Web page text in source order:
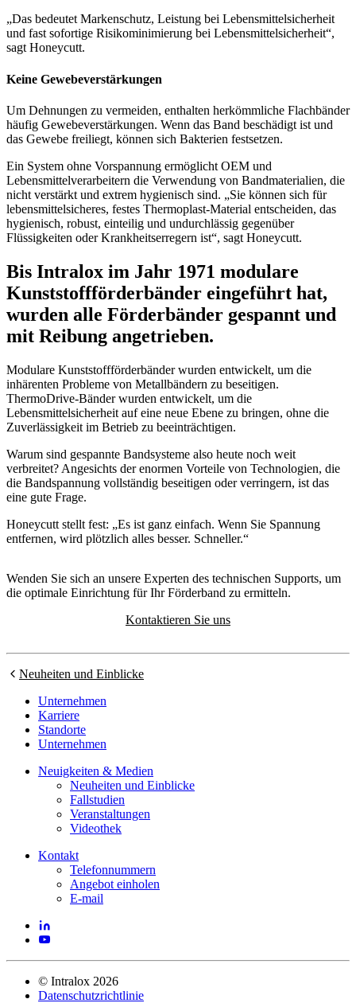
„Das bedeutet Markenschutz, Leistung bei Lebensmittelsicherheit
und fast sofortige Risikominimierung bei Lebensmittelsicherheit“,
sagt Honeycutt.
Keine Gewebeverstärkungen
Um Dehnungen zu vermeiden, enthalten herkömmliche Flachbänder
häufig Gewebeverstärkungen. Wenn das Band beschädigt ist und
das Gewebe freiliegt, können sich Bakterien festsetzen.
Ein System ohne Vorspannung ermöglicht OEM und
Lebensmittelverarbeitern die Verwendung von Bandmaterialien, die
nicht verstärkt und extrem hygienisch sind. „Sie können sich für
lebensmittelsicheres, festes Thermoplast-Material entscheiden, das
hygienisch, robust, einteilig und undurchlässig gegenüber
Flüssigkeiten oder Krankheitserregern ist“, sagt Honeycutt.
Bis Intralox im Jahr 1971 modulare
Kunststoffförderbänder eingeführt hat,
wurden alle Förderbänder gespannt und
mit Reibung angetrieben.
Modulare Kunststoffförderbänder wurden entwickelt, um die
inhärenten Probleme von Metallbändern zu beseitigen.
ThermoDrive-Bänder wurden entwickelt, um die
Lebensmittelsicherheit auf eine neue Ebene zu bringen, ohne die
Zuverlässigkeit im Betrieb zu beeinträchtigen.
Warum sind gespannte Bandsysteme also heute noch weit
verbreitet? Angesichts der enormen Vorteile von Technologien, die
die Bandspannung vollständig beseitigen oder verringern, ist das
eine gute Frage.
Honeycutt stellt fest: „Es ist ganz einfach. Wenn Sie Spannung
entfernen, wird plötzlich alles besser. Schneller.“
Wenden Sie sich an unsere Experten des technischen Supports, um
die optimale Einrichtung für Ihr Förderband zu ermitteln.
Kontaktieren Sie uns
Neuheiten und Einblicke
Unternehmen
Karriere
Standorte
Unternehmen
Neuigkeiten & Medien
Neuheiten und Einblicke
Fallstudien
Veranstaltungen
Videothek
Kontakt
Telefonnummern
Angebot einholen
E-mail
© Intralox 2026
Datenschutzrichtlinie